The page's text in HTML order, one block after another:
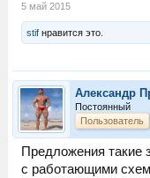
5 май 2015
stif нравится это.
Александр
Постоянный
Пользователь
Предложения такие
с работающими